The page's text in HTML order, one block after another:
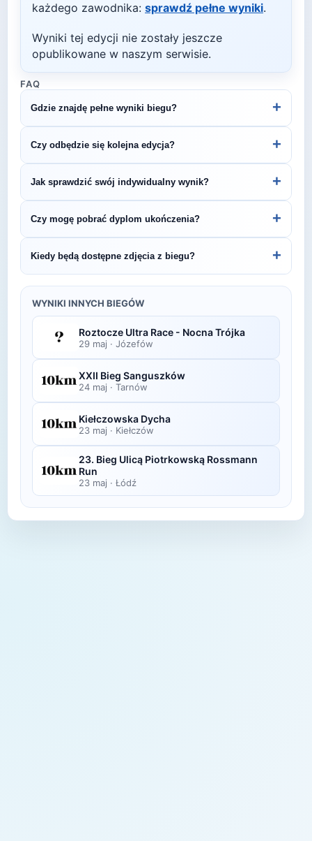
każdego zawodnika: sprawdź pełne wyniki.
Wyniki tej edycji nie zostały jeszcze
opublikowane w naszym serwisie.
FAQ
Gdzie znajdę pełne wyniki biegu? +
stronie internetowej lub na platformach takich jak
LiveTracking, RunnerSpace czy MarathonSport.
Czy odbędzie się kolejna edycja? +
Śledź stronę organizatora lub ZawodyBiegowe.pl,
by być na bieżąco z datą kolejnej edycji Roztocze
Ultra Race - Mega Ultra.
Jak sprawdzić swój indywidualny wynik? +
organizatora lub platformie pomiarowej podanej na
bibie startowym. Wyniki zawierają czas brutto i
netto, a często też pozycję wśród wszystkich
uczestników i w kategorii wiekowej.
Czy mogę pobrać dyplom ukończenia? +
elektroniczne dyplomy do pobrania ze strony
organizatora po opublikowaniu oficjalnych
Kiedy będą dostępne zdjęcia z biegu? +
w ciągu kilku dni po zawodach na swojej stronie
lub fanpage'u na Facebooku.
WYNIKI INNYCH BIEGÓW
Roztocze Ultra Race - Nocna Trójka
29 maj · Józefów
XXII Bieg Sanguszków
24 maj · Tarnów
Kiełczowska Dycha
23 maj · Kiełczów
23. Bieg Ulicą Piotrkowską Rossmann
Run
23 maj · Łódź